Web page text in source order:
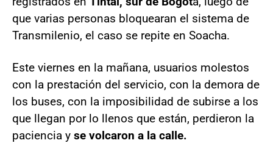
que varias personas bloquearan el sistema de
Transmilenio, el caso se repite en Soacha.
Este viernes en la mañana, usuarios molestos
con la prestación del servicio, con la demora de
los buses, con la imposibilidad de subirse a los
que llegan por lo llenos que están, perdieron la
paciencia y se volcaron a la calle.